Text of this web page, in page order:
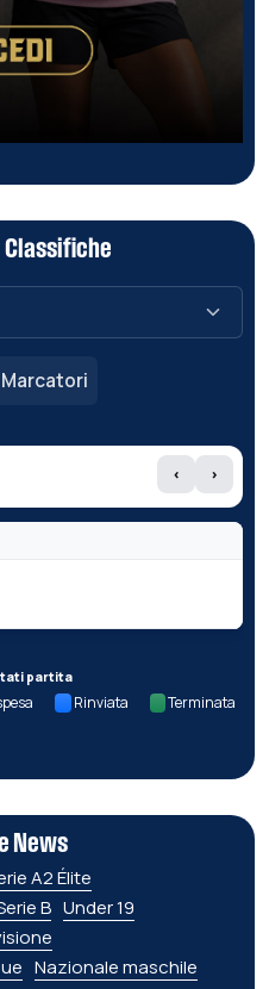
Classifiche
Marcatori
‹ ›
partita
Rinviata Terminata
News
A2 Élite
B Under 19
Nazionale maschile